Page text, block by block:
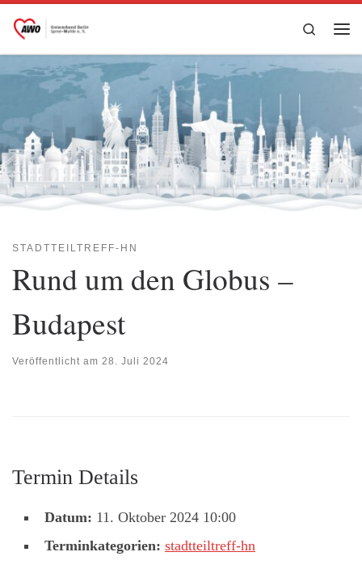
Zum Inhalt springen
Search
STADTTEILTREFF-HN
Rund um den Globus –
Budapest
Veröffentlicht am 28. Juli 2024
Termin Details
Datum: 11. Oktober 2024 10:00
Terminkategorien: stadtteiltreff-hn